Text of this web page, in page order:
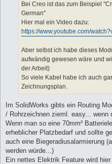
Bei Creo ist das zum Beispiel
German"
Hier mal ein Video dazu:
https://www.youtube.com/
Aber selbst ich habe dieses
aufwändig gewesen wäre und
der Arbeit)
So viele Kabel habe ich auch
Zeichnungsplan.
Im SolidWorks gibts ein Routing
/ Rohrzeichnen zieml. easy... wenn
Wenn man so eine 70mm²
erheblicher Platzbedarf und sollte
auch eine Biegeradiusalarmierung
werden würde...)
Ein nettes Elektrik Feature wird hier